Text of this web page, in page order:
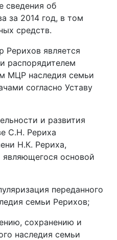
сведения об
за 2014 год, в том
средств.
является
распорядителем
МЦР наследия семьи
согласно Уставу
и развития
С.Н. Рериха
Н.К. Рериха,
являющегося основой
переданного
семьи Рерихов;
сохранению и
наследия семьи